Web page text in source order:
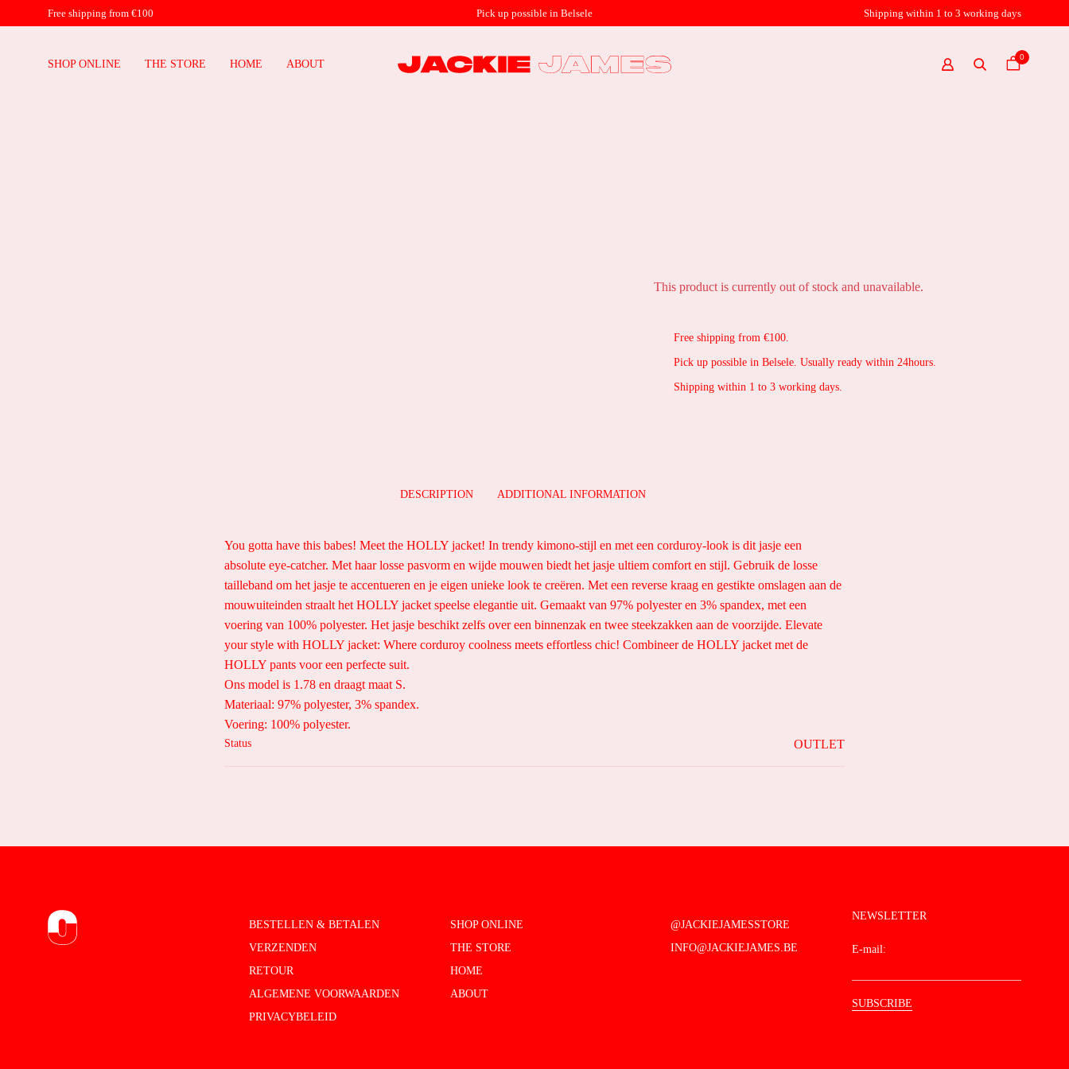
Free shipping from €100 Pick up possible in Belsele Shipping within 1 to 3 working days
0
SHOP ONLINE THE STORE HOME ABOUT
This product is currently out of stock and unavailable.
Free shipping from €100.
Pick up possible in Belsele. Usually ready within 24hours.
Shipping within 1 to 3 working days.
DESCRIPTION ADDITIONAL INFORMATION
You gotta have this babes! Meet the HOLLY jacket! In trendy kimono-stijl en met een corduroy-look is dit jasje een
absolute eye-catcher. Met haar losse pasvorm en wijde mouwen biedt het jasje ultiem comfort en stijl. Gebruik de losse
tailleband om het jasje te accentueren en je eigen unieke look te creëren. Met een reverse kraag en gestikte omslagen aan de
mouwuiteinden straalt het HOLLY jacket speelse elegantie uit. Gemaakt van 97% polyester en 3% spandex, met een
voering van 100% polyester. Het jasje beschikt zelfs over een binnenzak en twee steekzakken aan de voorzijde. Elevate
your style with HOLLY jacket: Where corduroy coolness meets effortless chic! Combineer de HOLLY jacket met de
HOLLY pants voor een perfecte suit.
Ons model is 1.78 en draagt maat S.
Materiaal: 97% polyester, 3% spandex.
Voering: 100% polyester.
Status OUTLET
BESTELLEN & BETALEN
VERZENDEN
RETOUR
ALGEMENE VOORWAARDEN
PRIVACYBELEID
SHOP ONLINE
THE STORE
HOME
ABOUT
@JACKIEJAMESSTORE
INFO@JACKIEJAMES.BE
NEWSLETTER
E-mail: